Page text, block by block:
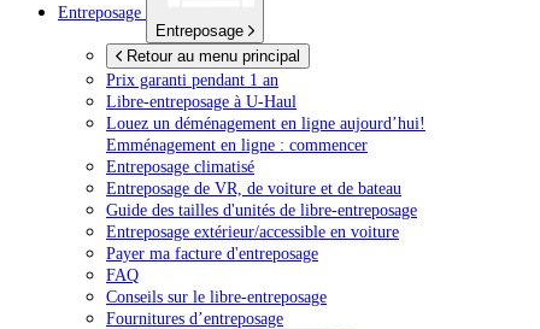
Entreposage
Entreposage
Retour au menu principal
Prix garanti pendant 1 an
Libre-entreposage à U-Haul
Louez un déménagement en ligne aujourd’hui!
Emménagement en ligne : commencer
Entreposage climatisé
Entreposage de VR, de voiture et de bateau
Guide des tailles d'unités de libre-entreposage
Entreposage extérieur/accessible en voiture
Payer ma facture d'entreposage
FAQ
Conseils sur le libre-entreposage
Fournitures d’entreposage